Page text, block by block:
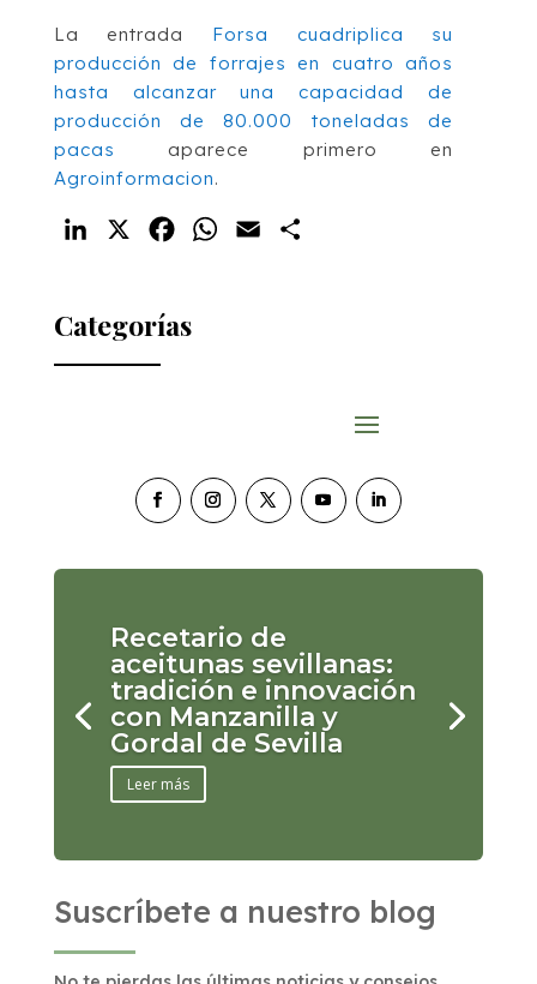
La entrada Forsa cuadriplica su
producción de forrajes en cuatro años
hasta alcanzar una capacidad de
producción de 80.000 toneladas de
pacas aparece primero en
Agroinformacion.
LinkedIn FacebookWhatsApp
Email
Categorías
Recetario de
aceitunas sevillanas:
tradición e innovación
con Manzanilla y
Gordal de Sevilla
Leer más
Suscríbete a nuestro blog